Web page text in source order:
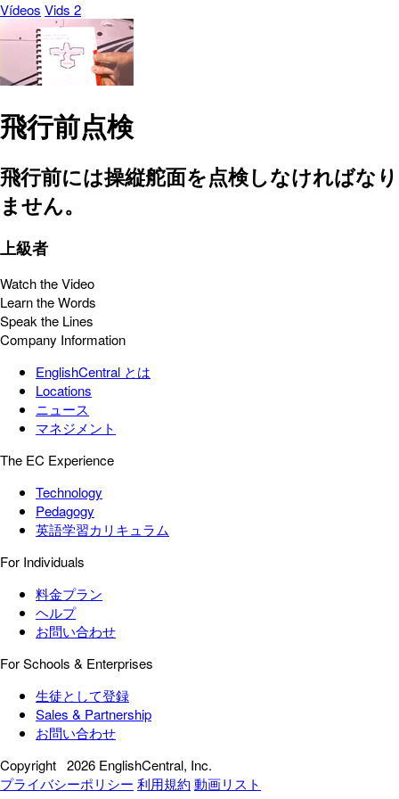
Vídeos Vids 2
飛行前点検
飛行前には操縦舵面を点検しなければなり
ません。
上級者
Watch the Video
Learn the Words
Speak the Lines
Company Information
EnglishCentral とは
Locations
ニュース
マネジメント
The EC Experience
Technology
Pedagogy
英語学習カリキュラム
For Individuals
料金プラン
ヘルプ
お問い合わせ
For Schools & Enterprises
生徒として登録
Sales & Partnership
お問い合わせ
Copyright 2026 EnglishCentral, Inc.
プライバシーポリシー 利用規約 動画リスト